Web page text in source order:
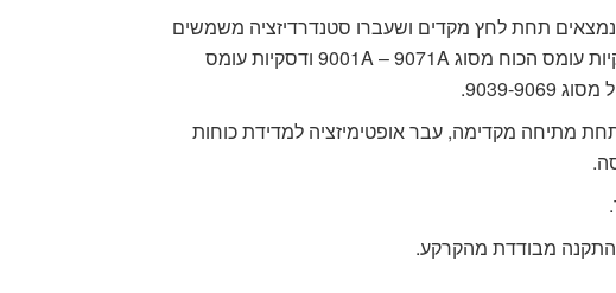
תחת לחץ מקדים ושעברו סטנדרדיזציה משמשים
להתקנת דסקיות עומס הכוח מסוג 9001A – 9071A ודסקיות עומס
9069.
מתיחה מקדימה, עבר אופטימיזציה למדידת כוחות
מבודדת מהקרקע.